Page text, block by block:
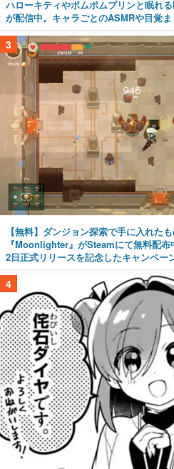
ハローキティやポムポムプリンと眠れ
が配信中。キャラごとのASMRや目覚
3
【無料】ダンジョン探索で手に入れた
『Moonlighter』がSteamにて無料配
2日正式リリースを記念したキャンペー
4